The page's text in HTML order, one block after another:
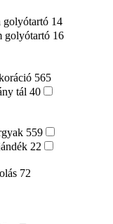
golyótartó 14
golyótartó 16
565
tál 40
559
22
72